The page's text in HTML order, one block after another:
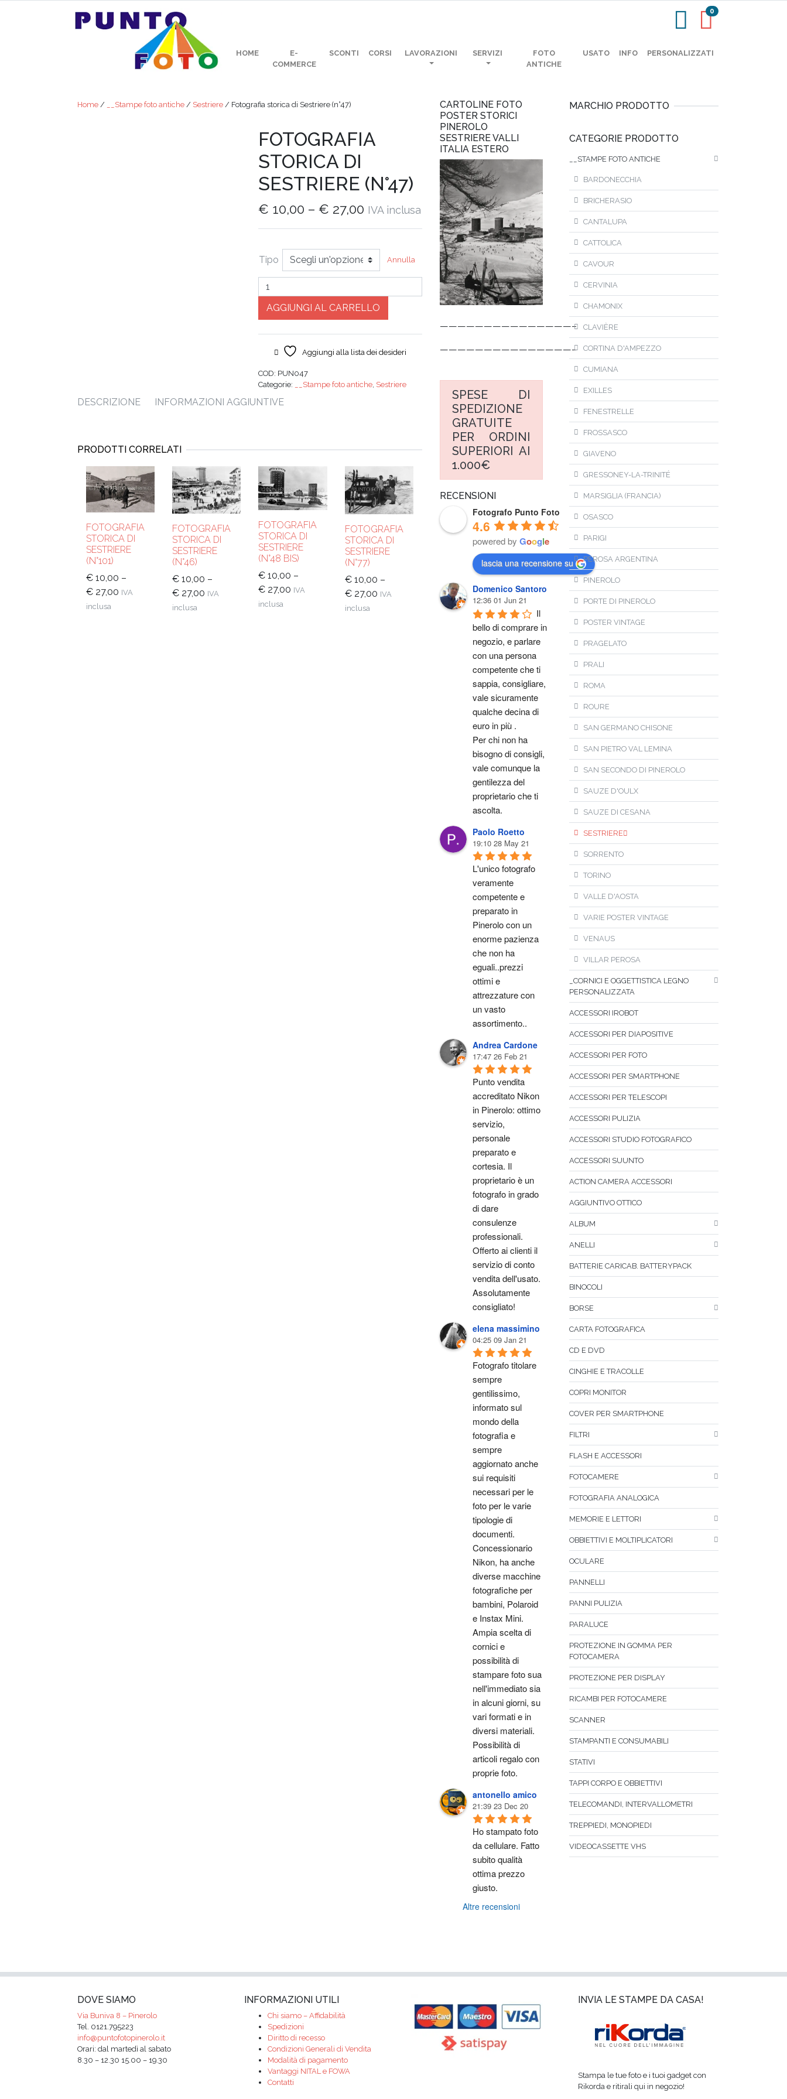
0
HOME
E-
COMMERCE
SCONTI CORSI LAVORAZIONI SERVIZI
FOTO
ANTICHE
USATO INFO PERSONALIZZATI
Home / __Stampe foto antiche / Sestriere / Fotografia storica di Sestriere (n°47)
FOTOGRAFIA
STORICA DI
SESTRIERE (N°47)
€ 10,00 – € 27,00 IVA inclusa
Tipo Annulla
Quantità
AGGIUNGI AL CARRELLO
Aggiungi alla lista dei desideri
COD: PUN047
Categorie:
__Stampe foto antiche, Sestriere
DESCRIZIONE INFORMAZIONI AGGIUNTIVE
PRODOTTI CORRELATI
FOTOGRAFIA
STORICA DI
SESTRIERE
(N°101)
€ 10,00 –
€ 27,00 IVA
inclusa
FOTOGRAFIA
STORICA DI
SESTRIERE
(N°46)
€ 10,00 –
€ 27,00 IVA
inclusa
FOTOGRAFIA
STORICA DI
SESTRIERE
(N°48 BIS)
€ 10,00 –
€ 27,00 IVA
inclusa
FOTOGRAFIA
STORICA DI
SESTRIERE
(N°77)
€10,00 –
€27,00 IVA
inclusa
CARTOLINE FOTO
POSTER STORICI
PINEROLO
SESTRIERE VALLI
ITALIA ESTERO
———————————————–
———————————————–
SPESE DI
SPEDIZIONE
GRATUITE
PER ORDINI
SUPERIORI AI
1.000€
RECENSIONI
Fotografo Punto Foto
4.6
powered by Google
lascia una recensione su
Domenico Santoro
12:36 01 Jun 21
Il
bello di comprare in
negozio, e parlare
con una persona
competente che ti
sappia, consigliare,
vale sicuramente
qualche decina di
euro in più .
Per chi non ha
bisogno di consigli,
vale comunque la
gentilezza del
proprietario che ti
ascolta.
Paolo Roetto
19:10 28 May 21
L'unico fotografo
veramente
competente e
preparato in
Pinerolo con un
enorme pazienza
che non ha
eguali..prezzi
ottimi e
attrezzature con
un vasto
assortimento..
Andrea Cardone
17:47 26 Feb 21
Punto vendita
accreditato Nikon
in Pinerolo: ottimo
servizio,
personale
preparato e
cortesia. Il
proprietario è un
fotografo in grado
di dare
consulenze
professionali.
Offerto ai clienti il
servizio di conto
vendita dell'usato.
Assolutamente
consigliato!
elena massimino
04:25 09 Jan 21
Fotografo titolare
sempre
gentilissimo,
informato sul
mondo della
fotografia e
sempre
aggiornato anche
sui requisiti
necessari per le
foto per le varie
tipologie di
documenti.
Concessionario
Nikon, ha anche
diverse macchine
fotografiche per
bambini, Polaroid
e Instax Mini.
Ampia scelta di
cornici e
possibilità di
stampare foto sua
nell'immediato sia
in alcuni giorni, su
vari formati e in
diversi materiali.
Possibilità di
articoli regalo con
proprie foto.
antonello amico
21:39 23 Dec 20
Ho stampato foto
da cellulare. Fatto
subito qualità
ottima prezzo
giusto.
Altre recensioni
MARCHIO PRODOTTO
CATEGORIE PRODOTTO
__STAMPE FOTO ANTICHE
BARDONECCHIA
BRICHERASIO
CANTALUPA
CATTOLICA
CAVOUR
CERVINIA
CHAMONIX
CLAVIÈRE
CORTINA D'AMPEZZO
CUMIANA
EXILLES
FENESTRELLE
FROSSASCO
GIAVENO
GRESSONEY-LA-TRINITÉ
MARSIGLIA (FRANCIA)
OSASCO
PARIGI
PEROSA ARGENTINA
PINEROLO
PORTE DI PINEROLO
POSTER VINTAGE
PRAGELATO
PRALI
ROMA
ROURE
SAN GERMANO CHISONE
SAN PIETRO VAL LEMINA
SAN SECONDO DI PINEROLO
SAUZE D'OULX
SAUZE DI CESANA
SESTRIERE
SORRENTO
TORINO
VALLE D'AOSTA
VARIE POSTER VINTAGE
VENAUS
VILLAR PEROSA
_CORNICI E OGGETTISTICA LEGNO
PERSONALIZZATA
ACCESSORI IROBOT
ACCESSORI PER DIAPOSITIVE
ACCESSORI PER FOTO
ACCESSORI PER SMARTPHONE
ACCESSORI PER TELESCOPI
ACCESSORI PULIZIA
ACCESSORI STUDIO FOTOGRAFICO
ACCESSORI SUUNTO
ACTION CAMERA ACCESSORI
AGGIUNTIVO OTTICO
ALBUM
ANELLI
BATTERIE CARICAB. BATTERYPACK
BINOCOLI
BORSE
CARTA FOTOGRAFICA
CD E DVD
CINGHIE E TRACOLLE
COPRI MONITOR
COVER PER SMARTPHONE
FILTRI
FLASH E ACCESSORI
FOTOCAMERE
FOTOGRAFIA ANALOGICA
MEMORIE E LETTORI
OBBIETTIVI E MOLTIPLICATORI
OCULARE
PANNELLI
PANNI PULIZIA
PARALUCE
PROTEZIONE IN GOMMA PER
FOTOCAMERA
PROTEZIONE PER DISPLAY
RICAMBI PER FOTOCAMERE
SCANNER
STAMPANTI E CONSUMABILI
STATIVI
TAPPI CORPO E OBBIETTIVI
TELECOMANDI, INTERVALLOMETRI
TREPPIEDI, MONOPIEDI
VIDEOCASSETTE VHS
DOVE SIAMO
Via Buniva 8 – Pinerolo
Tel. 0121.795223
info@puntofotopinerolo.it
Orari: dal martedì al sabato
8.30 – 12.30 15.00 – 19.30
INFORMAZIONI UTILI
Chi siamo – Affidabilità
Spedizioni
Diritto di recesso
Condizioni Generali di Vendita
Modalità di pagamento
Vantaggi NITAL e FOWA
Contatti
INVIA LE STAMPE DA CASA!
Stampa le tue foto e i tuoi gadget con
Rikorda e ritirali qui in negozio!